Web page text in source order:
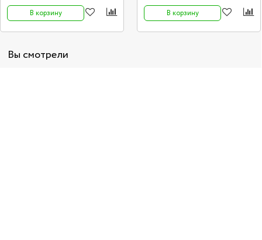
В корзину В корзину
Вы смотрели